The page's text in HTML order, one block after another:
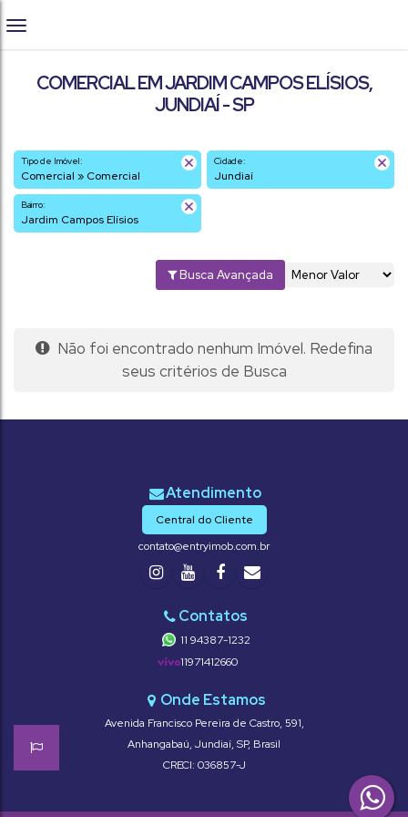
COMERCIAL EM JARDIM CAMPOS ELÍSIOS,
JUNDIAÍ - SP
Tipo de Imóvel:
Comercial » Comercial
Cidade:
Jundiaí
Bairro:
Jardim Campos Elísios
Busca Avançada
Não foi encontrado nenhum Imóvel. Redefina
seus critérios de Busca
Central do Cliente
contato@entryimob.com.br
11 94387-1232
11971412660
Avenida Francisco Pereira de Castro, 591,
Anhangabaú, Jundiaí, SP, Brasil
CRECI: 036857-J